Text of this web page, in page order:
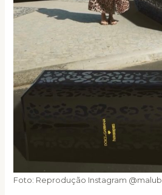
Foto: Reprodução Instagram